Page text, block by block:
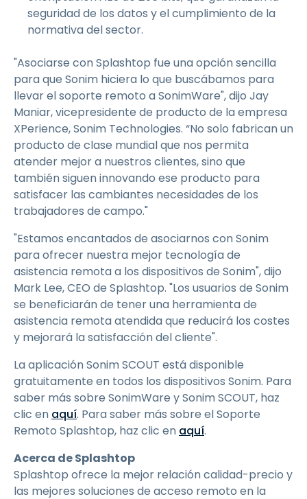
seguridad de los datos y el cumplimiento de la
normativa del sector.
"Asociarse con Splashtop fue una opción sencilla
para que Sonim hiciera lo que buscábamos para
llevar el soporte remoto a SonimWare", dijo Jay
Maniar, vicepresidente de producto de la empresa
XPerience, Sonim Technologies. “No solo fabrican un
producto de clase mundial que nos permita
atender mejor a nuestros clientes, sino que
también siguen innovando ese producto para
satisfacer las cambiantes necesidades de los
trabajadores de campo."
"Estamos encantados de asociarnos con Sonim
para ofrecer nuestra mejor tecnología de
asistencia remota a los dispositivos de Sonim", dijo
Mark Lee, CEO de Splashtop. "Los usuarios de Sonim
se beneficiarán de tener una herramienta de
asistencia remota atendida que reducirá los costes
y mejorará la satisfacción del cliente".
La aplicación Sonim SCOUT está disponible
gratuitamente en todos los dispositivos Sonim. Para
saber más sobre SonimWare y Sonim SCOUT, haz
clic en aquí. Para saber más sobre el Soporte
Remoto Splashtop, haz clic en aquí.
Acerca de Splashtop
Splashtop ofrece la mejor relación calidad-precio y
las mejores soluciones de acceso remoto en la